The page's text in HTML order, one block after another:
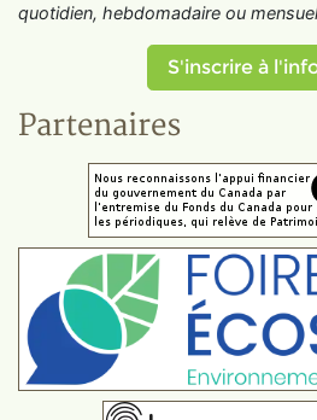
quotidien, hebdomadaire ou mensuel
S'inscrire à
Partenaires